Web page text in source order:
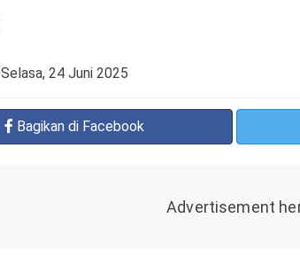
Selasa, 24 Juni 2025
Bagikan di Facebook